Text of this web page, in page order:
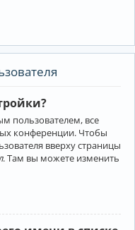
пользователем, все
конференции. Чтобы
вверху страницы
. Там вы можете изменить